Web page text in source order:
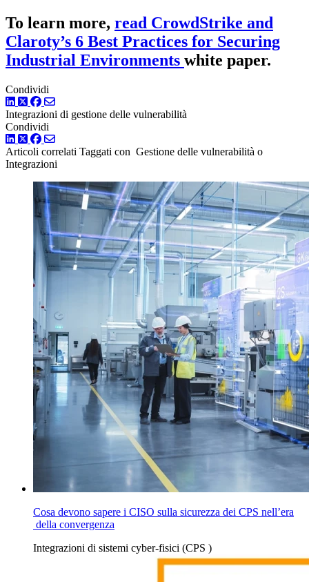
To learn more, read CrowdStrike and
Claroty’s 6 Best Practices for Securing
Industrial Environments white paper.
Condividi
LinkedIn
TwitterFacebook
Integrazioni di gestione delle vulnerabilità
Condividi
LinkedIn
TwitterFacebook
Articoli correlati Taggati con Gestione delle vulnerabilità o
Integrazioni
Cosa devono sapere i CISO sulla sicurezza dei CPS nell’era
della convergenza
Integrazioni di sistemi cyber-fisici (CPS )